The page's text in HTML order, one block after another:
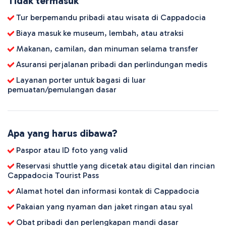
Tur berpemandu pribadi atau wisata di Cappadocia
Biaya masuk ke museum, lembah, atau atraksi
Makanan, camilan, dan minuman selama transfer
Asuransi perjalanan pribadi dan perlindungan medis
Layanan porter untuk bagasi di luar
pemuatan/pemulangan dasar
Apa yang harus dibawa?
Paspor atau ID foto yang valid
Reservasi shuttle yang dicetak atau digital dan rincian
Cappadocia Tourist Pass
Alamat hotel dan informasi kontak di Cappadocia
Pakaian yang nyaman dan jaket ringan atau syal
Obat pribadi dan perlengkapan mandi dasar